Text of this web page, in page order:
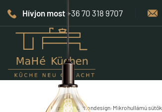
Hívjon most+36 70 318 9707
Kezdőlap›Otthondesign› Mikrohullámú sütők